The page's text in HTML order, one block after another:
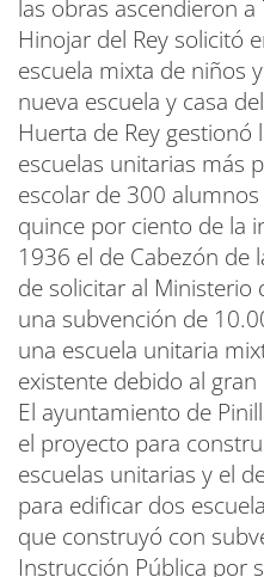
las obras ascendieron
Hinojar del Rey solicitó
escuela mixta de niños
nueva escuela y casa
Huerta de Rey gestionó
escuelas unitarias más
escolar de 300
quince por ciento de la
1936 el de Cabezón de
de solicitar al Ministerio
una subvención de
una escuela unitaria
existente debido al
El ayuntamiento de
el proyecto para
escuelas unitarias y el
para edificar dos
que construyó con
Instrucción Pública por